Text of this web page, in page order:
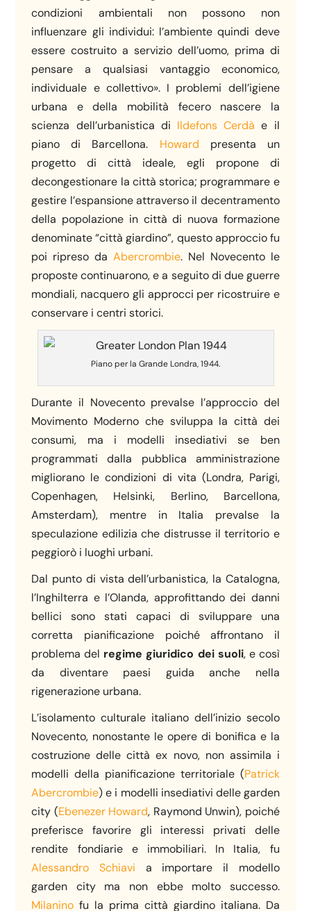
condizioni ambientali non possono non
influenzare gli individui: l’ambiente quindi deve
essere costruito a servizio dell’uomo, prima di
pensare a qualsiasi vantaggio economico,
individuale e collettivo». I problemi dell’igiene
urbana e della mobilità fecero nascere la
scienza dell’urbanistica di Ildefons Cerdà e il
piano di Barcellona. Howard presenta un
progetto di città ideale, egli propone di
decongestionare la città storica; programmare e
gestire l’espansione attraverso il decentramento
della popolazione in città di nuova formazione
denominate “città giardino”, questo approccio fu
poi ripreso da Abercrombie. Nel Novecento le
proposte continuarono, e a seguito di due guerre
mondiali, nacquero gli approcci per ricostruire e
conservare i centri storici.
Piano per la Grande Londra, 1944.
Durante il Novecento prevalse l’approccio del
Movimento Moderno che sviluppa la città dei
consumi, ma i modelli insediativi se ben
programmati dalla pubblica amministrazione
migliorano le condizioni di vita (Londra, Parigi,
Copenhagen, Helsinki, Berlino, Barcellona,
Amsterdam), mentre in Italia prevalse la
speculazione edilizia che distrusse il territorio e
peggiorò i luoghi urbani.
Dal punto di vista dell’urbanistica, la Catalogna,
l’Inghilterra e l’Olanda, approfittando dei danni
bellici sono stati capaci di sviluppare una
corretta pianificazione poiché affrontano il
problema del regime giuridico dei suoli, e così
da diventare paesi guida anche nella
rigenerazione urbana.
L’isolamento culturale italiano dell’inizio secolo
Novecento, nonostante le opere di bonifica e la
costruzione delle città ex novo, non assimila i
modelli della pianificazione territoriale (Patrick
Abercrombie) e i modelli insediativi delle garden
city (Ebenezer Howard, Raymond Unwin), poiché
preferisce favorire gli interessi privati delle
rendite fondiarie e immobiliari. In Italia, fu
Alessandro Schiavi a importare il modello
garden city ma non ebbe molto successo.
Milanino fu la prima città giardino italiana. Da